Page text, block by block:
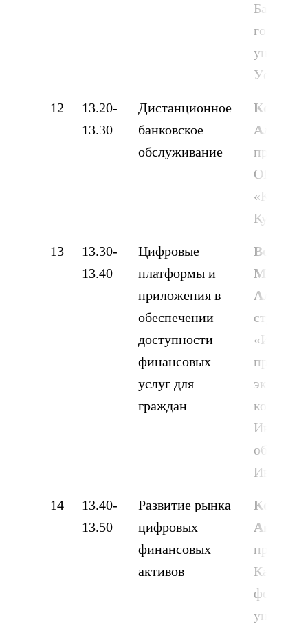
Уфа
12
13.20-
13.30
Дистанционное
банковское
обслуживание
Конева
ОБПОУ
Курск
13
13.30-
13.40
Цифровые
платформы и
приложения в
обеспечении
доступности
финансовых
услуг для
граждан
Марина
область,
Иваново
14
13.40-
13.50
Развитие рынка
цифровых
финансовых
активов
Кох